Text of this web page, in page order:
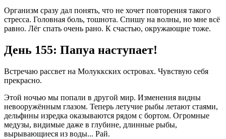
Организм сразу дал понять, что не хочет повторения такого
стресса. Головная боль, тошнота. Спишу на волны, но мне всё
равно. Лёг спать очень рано. К счастью, окружающие тоже.
День 155: Папуа наступает!
Встречаю рассвет на Молуккских островах. Чувствую себя
прекрасно.
Этой ночью мы попали в другой мир. Изменения видны
невооружённым глазом. Теперь летучие рыбы летают стаями,
дельфины изредка оказываются рядом с бортом. Огромные
медузы, видимые даже в глубине, длинные рыбы,
вырывающиеся из воды... Рай.